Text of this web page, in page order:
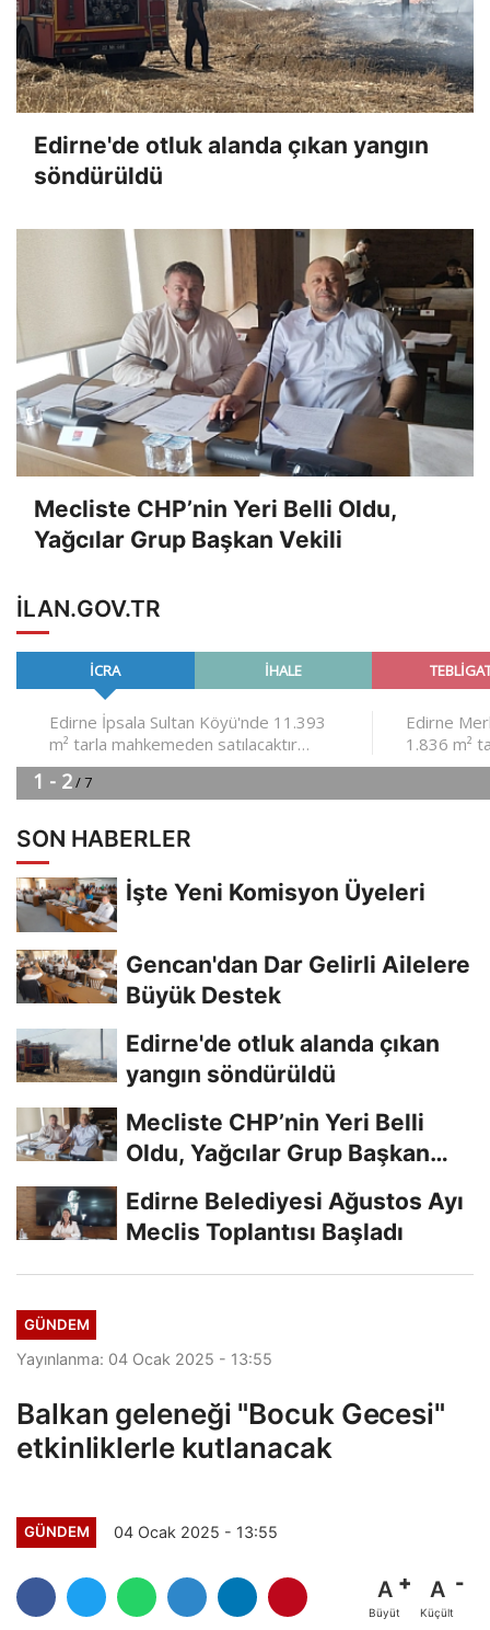
Edirne'de otluk alanda çıkan yangın
söndürüldü
Mecliste CHP’nin Yeri Belli Oldu,
Yağcılar Grup Başkan Vekili
ILAN.GOV.TR
SON HABERLER
İşte Yeni Komisyon Üyeleri
Gencan'dan Dar Gelirli Ailelere
Büyük Destek
Edirne'de otluk alanda çıkan
yangın söndürüldü
Mecliste CHP’nin Yeri Belli
Oldu, Yağcılar Grup Başkan
Edirne Belediyesi Ağustos Ayı
Meclis Toplantısı Başladı
GÜNDEM
Yayınlanma: 04 Ocak 2025 - 13:55
Balkan geleneği "Bocuk Gecesi"
etkinliklerle kutlanacak
GÜNDEM 04 Ocak 2025 - 13:55
A
Büyüt
A
Küçült